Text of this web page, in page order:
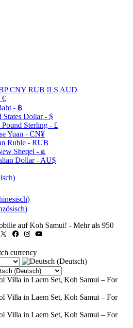
CNY RUB ILS AUD
€
- ฿
Dollar - $
Sterling - £
Yuan - CN¥
Ruble - RUB
Sheqel - ₪
Dollar - AU$
)
)
)
auf Koh Samui! - Mehr als 950
X FacebookInstagram